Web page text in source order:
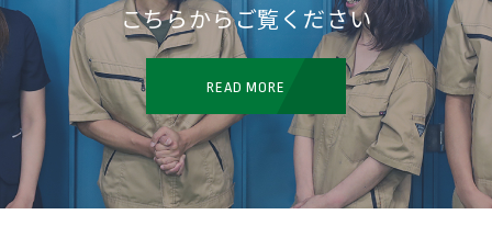
こちらからご覧ください
READ MORE